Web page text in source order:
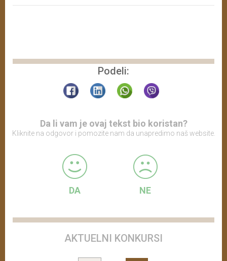
Podeli:
Da li vam je ovaj tekst bio koristan?
Kliknite na odgovor i pomozite nam da unapredimo naš website.
DA NE
AKTUELNI KONKURSI